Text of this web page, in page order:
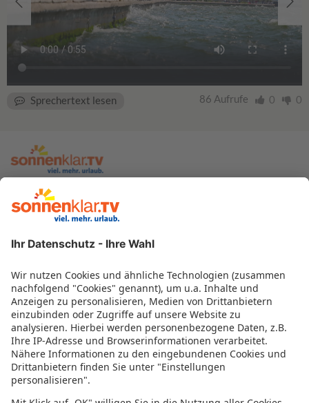
Sprechertext lesen 86 Aufrufe 0 0
zur sonnenklar.TV Webseite
Moderatoren
Impressum
Informationen zur Barrierefreiheit
Datenschutz
Datenschutzeinstellungen